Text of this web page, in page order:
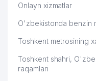
Onlayn xizmatlar
O'zbekistonda benzin
Toshkent metrosining
Toshkent shahri,
raqamlari